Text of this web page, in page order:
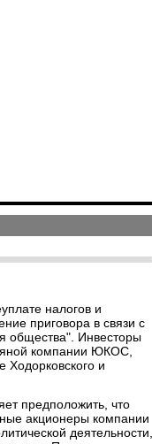
налогов и
приговора в связи с
общества". Инвесторы
компании ЮКОС,
Ходорковского и
предположить, что
акционеры компании
деятельности,